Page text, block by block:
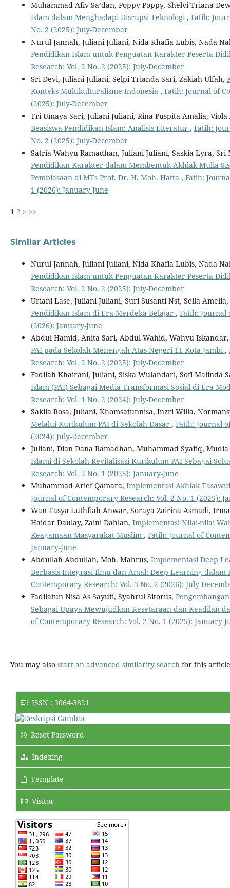
Muhammad Afiv Sa’dan, Poppy Poppy, Shelvi Triana
Islam dalam Menghadapi Disrupsi Teknologi, Fatih:
No. 2 (2025): July-December
Nurul Jannah, Juliani Juliani, Nida Khafia Lubis, Nada
Pendidikan Islam untuk Penguatan Karakter Peserta
Research: Vol. 2 No. 2 (2025): July-December
Sri Devi, Juliani Juliani, Selpi Trianda Sari, Zakiah Ulfah,
Konteks Multikulturalisme Indonesia , Fatih: Journal of
(2025): July-December
Tri Umaya Sari, Juliani Juliani, Rina Puspita Amalia,
Beasiswa Pendidikan Islam: Analisis Literatur , Fatih:
No. 2 (2025): July-December
Satria Wahyu Ramadhan, Juliani Juliani, Saskia Lyra,
Pendidikan Karakter dalam Membentuk Akhlak Mulia
Pembiasaan di MTs Prof. Dr. H. Moh. Hatta , Fatih:
1 (2026): January-June
1 2 > >>
Similar Articles
Nurul Jannah, Juliani Juliani, Nida Khafia Lubis, Nada
Pendidikan Islam untuk Penguatan Karakter Peserta
Research: Vol. 2 No. 2 (2025): July-December
Uriani Lase, Juliani Juliani, Suri Susanti Nst, Sella Amelia,
Pendidikan Islam di Era Merdeka Belajar , Fatih: Journal
(2026): January-June
Abdul Hamid, Anita Sari, Abdul Wahid, Wahyu
PAI pada Sekolah Menengah Atas Negeri 11 Kota Jambi,
Research: Vol. 2 No. 2 (2025): July-December
Fadilah Khairani, Juliani, Siska Wulandari, Sofi Malinda
Islam (PAI) Sebagai Media Transformasi Sosial di Era
Research: Vol. 1 No. 2 (2024): July-December
Sakila Rosa, Juliani, Khomsatunnisa, Inzri Willa,
Melalui Kurikulum PAI di Sekolah Dasar , Fatih: Journal
(2024): July-December
Juliani, Dian Dana Ramadhan, Muhammad Syafiq,
Islami di Sekolah Revitalisasi Kurikulum PAI Sebagai
Research: Vol. 2 No. 1 (2025): January-June
Muhammad Arief Qamara, Implementasi Akhlak
Journal of Contemporary Research: Vol. 2 No. 1 (2025):
Wan Tasya Luthfiah Anwar, Soraya Zairina Asmadi,
Haidar Daulay, Zaini Dahlan, Implementasi Nilai-nilai
Keagamaan Masyarakat Muslim , Fatih: Journal of
January-June
Abdullah Abdullah, Moh. Mahrus, Implementasi Deep
Berbasis Integrasi Ilmu dan Amal: Deep Learning dalam
Contemporary Research: Vol. 3 No. 2 (2026): July-
Fadilatun Nisa As Sayuti, Syahrul Sitorus,
Sebagai Upaya Mewujudkan Kesetaraan dan Keadilan
of Contemporary Research: Vol. 2 No. 1 (2025): January-
You may also start an advanced similarity searchfor this
ISSN : 3064-3821
Reset Password
Indexing
Template
Visitor